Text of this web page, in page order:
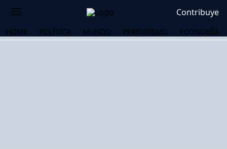
Contribuye
HOME POLÍTICA MUNDO PERIODISMO ECONOMÍA